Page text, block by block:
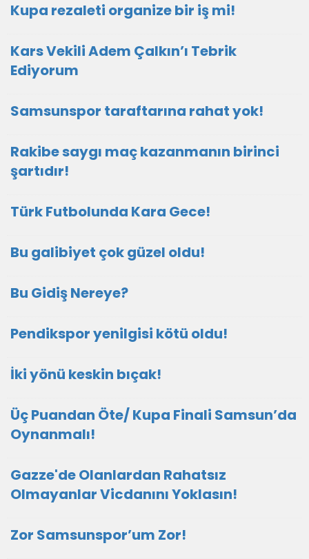
Kupa rezaleti organize bir iş mi!
Kars Vekili Adem Çalkın’ı Tebrik
Ediyorum
Samsunspor taraftarına rahat yok!
Rakibe saygı maç kazanmanın birinci
şartıdır!
Türk Futbolunda Kara Gece!
Bu galibiyet çok güzel oldu!
Bu Gidiş Nereye?
Pendikspor yenilgisi kötü oldu!
İki yönü keskin bıçak!
Üç Puandan Öte/ Kupa Finali Samsun’da
Oynanmalı!
Gazze'de Olanlardan Rahatsız
Olmayanlar Vicdanını Yoklasın!
Zor Samsunspor’um Zor!